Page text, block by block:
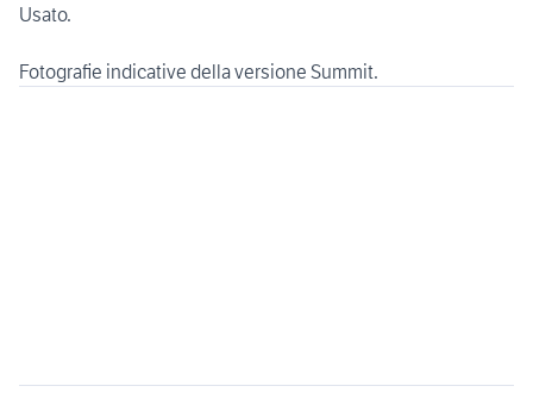
Usato.
Fotografie indicative della versione Summit.